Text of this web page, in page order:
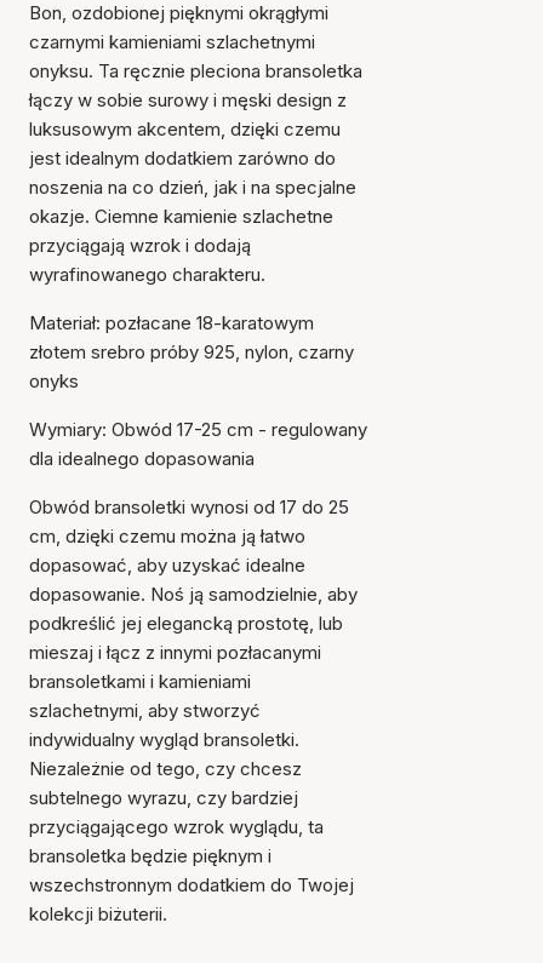
do koszyka
Bon, ozdobionej pięknymi okrągłymi
czarnymi kamieniami szlachetnymi
onyksu. Ta ręcznie pleciona bransoletka
łączy w sobie surowy i męski design z
luksusowym akcentem, dzięki czemu
jest idealnym dodatkiem zarówno do
noszenia na co dzień, jak i na specjalne
okazje. Ciemne kamienie szlachetne
przyciągają wzrok i dodają
wyrafinowanego charakteru.
Materiał: pozłacane 18-karatowym
złotem srebro próby 925, nylon, czarny
onyks
Wymiary: Obwód 17-25 cm - regulowany
dla idealnego dopasowania
Obwód bransoletki wynosi od 17 do 25
cm, dzięki czemu można ją łatwo
dopasować, aby uzyskać idealne
dopasowanie. Noś ją samodzielnie, aby
podkreślić jej elegancką prostotę, lub
mieszaj i łącz z innymi pozłacanymi
bransoletkami i kamieniami
szlachetnymi, aby stworzyć
indywidualny wygląd bransoletki.
Niezależnie od tego, czy chcesz
subtelnego wyrazu, czy bardziej
przyciągającego wzrok wyglądu, ta
bransoletka będzie pięknym i
wszechstronnym dodatkiem do Twojej
kolekcji biżuterii.